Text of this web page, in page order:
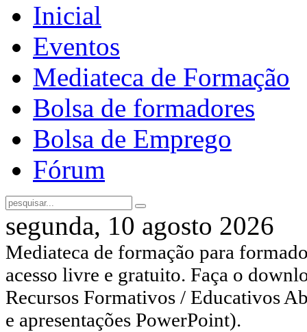
Inicial
Eventos
Mediateca de Formação
Bolsa de formadores
Bolsa de Emprego
Fórum
segunda, 10 agosto 2026
Mediateca de formação para
acesso livre e gratuito. Faça o
Recursos Formativos / Educativos
e apresentações PowerPoint).